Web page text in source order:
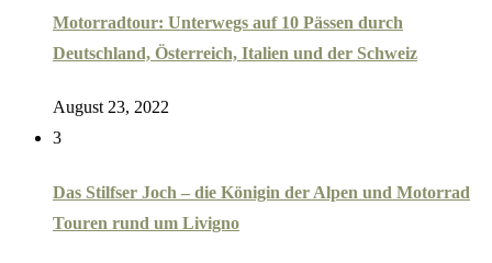
Motorradtour: Unterwegs auf 10 Pässen durch
Deutschland, Österreich, Italien und der Schweiz
August 23, 2022
3
Das Stilfser Joch – die Königin der Alpen und Motorrad
Touren rund um Livigno